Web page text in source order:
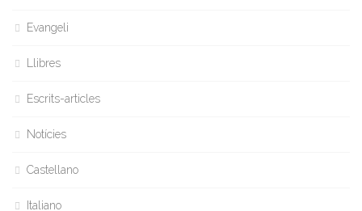
Evangeli
Llibres
Escrits-articles
Notícies
Castellano
Italiano